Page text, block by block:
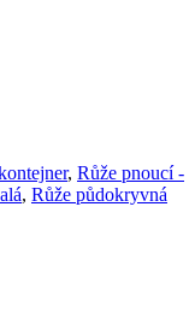
, Růže pnoucí -
, Růže půdokryvná